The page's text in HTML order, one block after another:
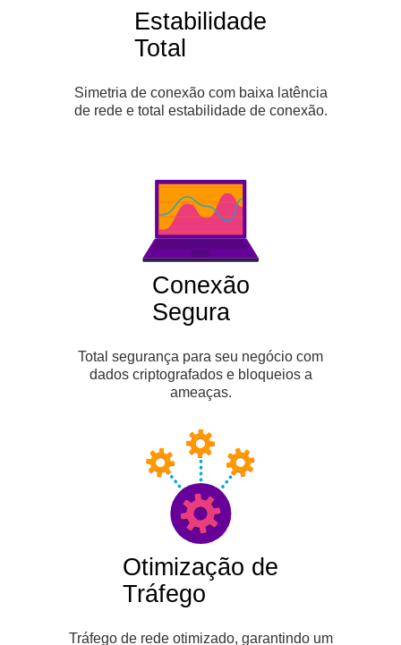
Estabilidade
Total
Simetria de conexão com baixa latência
de rede e total estabilidade de conexão.
Conexão
Segura
Total segurança para seu negócio com
dados criptografados e bloqueios a
ameaças.
Otimização de
Tráfego
Tráfego de rede otimizado, garantindo um